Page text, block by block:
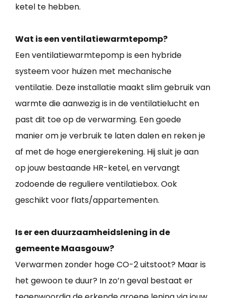
ketel te hebben.
Wat is een ventilatiewarmtepomp?
Een ventilatiewarmtepomp is een hybride
systeem voor huizen met mechanische
ventilatie. Deze installatie maakt slim gebruik van
warmte die aanwezig is in de ventilatielucht en
past dit toe op de verwarming. Een goede
manier om je verbruik te laten dalen en reken je
af met de hoge energierekening. Hij sluit je aan
op jouw bestaande HR-ketel, en vervangt
zodoende de reguliere ventilatiebox. Ook
geschikt voor flats/appartementen.
Is er een duurzaamheidslening in de
gemeente Maasgouw?
Verwarmen zonder hoge CO-2 uitstoot? Maar is
het gewoon te duur? In zo’n geval bestaat er